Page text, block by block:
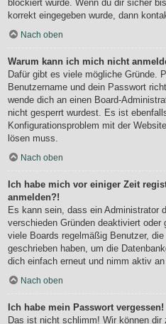
blockiert wurde. Wenn du dir sicher
korrekt eingegeben wurde, dann
Nach oben
Warum kann ich mich nicht
Dafür gibt es viele mögliche Gründe.
Benutzername und dein Passwort
wende dich an einen Board-
nicht gesperrt wurdest. Es ist
Konfigurationsproblem mit der
lösen muss.
Nach oben
Ich habe mich vor einiger Zeit
anmelden?!
Es kann sein, dass ein Administrator
verschieden Gründen deaktiviert
viele Boards regelmäßig Benutzer,
geschrieben haben, um die
dich einfach erneut und nimm aktiv
Nach oben
Ich habe mein Passwort vergessen!
Das ist nicht schlimm! Wir können